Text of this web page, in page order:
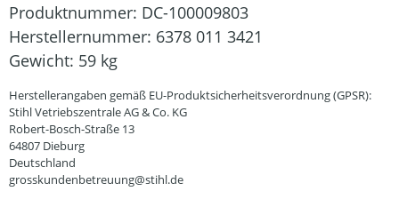
Produktnummer: DC-100009803
Herstellernummer: 6378 011 3421
Gewicht: 59 kg
Herstellerangaben gemäß EU-Produktsicherheitsverordnung (GPSR):
Stihl Vetriebszentrale AG & Co. KG
Robert-Bosch-Straße 13
64807 Dieburg
Deutschland
grosskundenbetreuung@stihl.de